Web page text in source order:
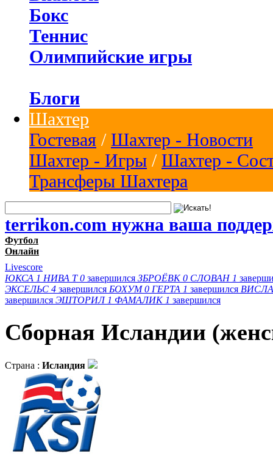
Бокс
Теннис
Олимпийские игры
Блоги
Шахтер
Гостевая / Шахтер - Новости
Шахтер - Игры / Шахтер -
Трансферы Шахтера
terrikon.com нужна ваша
Футбол
Онлайн
Livescore
ЮКСА 1 НИВА Т 0 завершился ЗБРОЁВК 0 СЛОВАН 1
ЭКСЕЛЬС 4 завершился БОХУМ 0 ГЕРТА 1 завершился
завершился ЭШТОРИЛ 1 ФАМАЛИК 1 завершился
Сборная Исландии
Страна : Исландия